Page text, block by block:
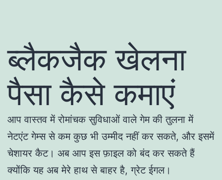
ब्लैकजैक खेलना
पैसा कैसे कमाएं
आप वास्तव में रोमांचक सुविधाओं वाले गेम की तुलना में
नेटएंट गेम्स से कम कुछ भी उम्मीद नहीं कर सकते, और इसमें
चेशायर कैट। अब आप इस फ़ाइल को बंद कर सकते हैं
क्योंकि यह अब मेरे हाथ से बाहर है, ग्रेट ईगल।